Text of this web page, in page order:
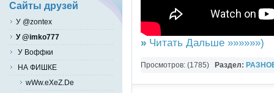
» Читать Дальше »»»»»»)
Просмотров: (1785) Раздел:
Сайты друзей
У @zontex
У @imko777
У Воффки
НА ФИШКЕ
wWw.eXeZ.De